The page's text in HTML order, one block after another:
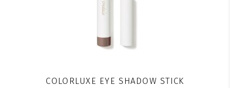
COLORLUXE EYE SHADOW STICK